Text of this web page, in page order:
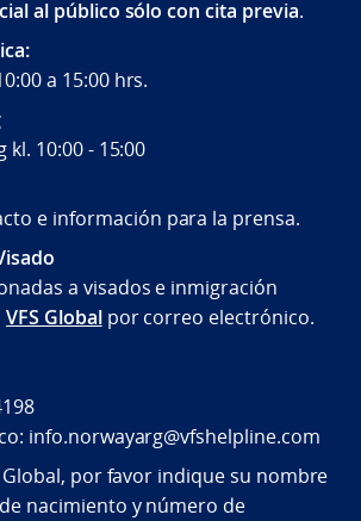
al público sólo con cita previa.
a 15:00 hrs.
10:00 - 15:00
e información para la prensa.
a visados e inmigración
VFS Globalpor correo electrónico.
info.norwayarg@vfshelpline.com
Global, por favor indique su nombre
nacimiento y número de